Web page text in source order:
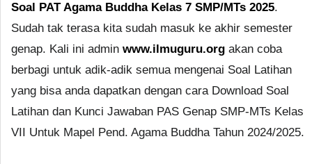
Soal PAT Agama Buddha Kelas 7 SMP/MTs 2025.
Sudah tak terasa kita sudah masuk ke akhir semester
genap. Kali ini admin www.ilmuguru.org akan coba
berbagi untuk adik-adik semua mengenai Soal Latihan
yang bisa anda dapatkan dengan cara Download Soal
Latihan dan Kunci Jawaban PAS Genap SMP-MTs Kelas
VII Untuk Mapel Pend. Agama Buddha Tahun 2024/2025.